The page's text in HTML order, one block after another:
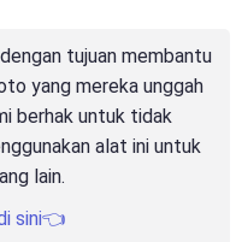
tujuan membantu
yang mereka unggah
berhak untuk tidak
alat ini untuk
lain.
sini👈